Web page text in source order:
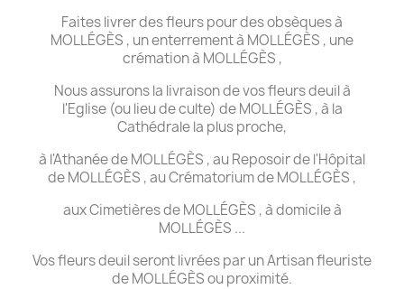
Faites livrer des fleurs pour des obsèques à
MOLLÉGÈS , un enterrement à MOLLÉGÈS , une
crémation à MOLLÉGÈS ,
Nous assurons la livraison de vos fleurs deuil à
l'Eglise (ou lieu de culte) de MOLLÉGÈS , à la
Cathédrale la plus proche,
à l'Athanée de MOLLÉGÈS , au Reposoir de l'Hôpital
de MOLLÉGÈS , au Crématorium de MOLLÉGÈS ,
aux Cimetières de MOLLÉGÈS , à domicile à
MOLLÉGÈS ...
Vos fleurs deuil seront livrées par un Artisan fleuriste
de MOLLÉGÈS ou proximité.